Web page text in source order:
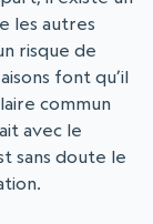
les autres
risque de
font qu’il
commun
avec le
sans doute le